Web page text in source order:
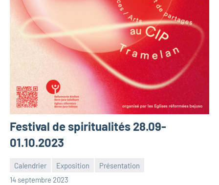
Festival de spiritualités 28.09-
01.10.2023
Calendrier Exposition
Présentation
14 septembre 2023
Julien
Aucun